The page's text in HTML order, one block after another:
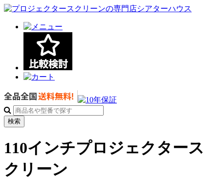
検索
110インチプロジェクタース
クリーン